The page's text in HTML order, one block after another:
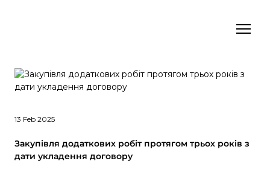
13 Feb 2025
Закупівля додаткових робіт протягом трьох років з
дати укладення договору